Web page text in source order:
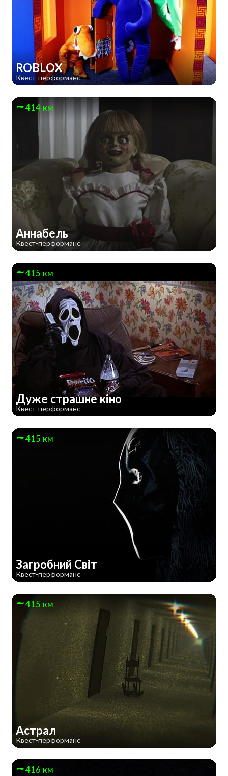
ROBLOX
Квест-перформанс
414 км
Аннабель
Квест-перформанс
415 км
Дуже страшне кiно
Квест-перформанс
415 км
Загробний Світ
Квест-перформанс
415 км
Астрал
Квест-перформанс
416 км